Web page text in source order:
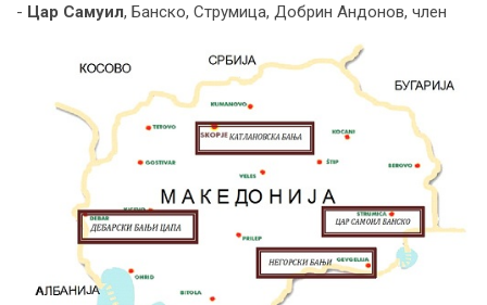
- Цар Самуил, Банско, Струмица, Добрин Андонов, член